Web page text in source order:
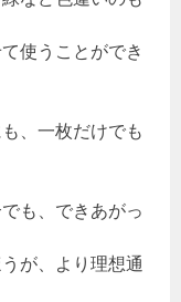
使うことができ
、一枚だけでも
も、できあがっ
が、より理想通